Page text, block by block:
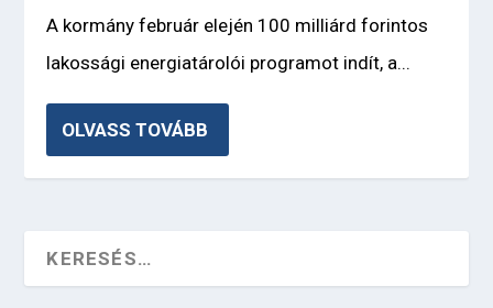
A kormány február elején 100 milliárd forintos
lakossági energiatárolói programot indít, a...
OLVASS TOVÁBB